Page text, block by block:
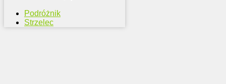
Podróżnik
Strzelec